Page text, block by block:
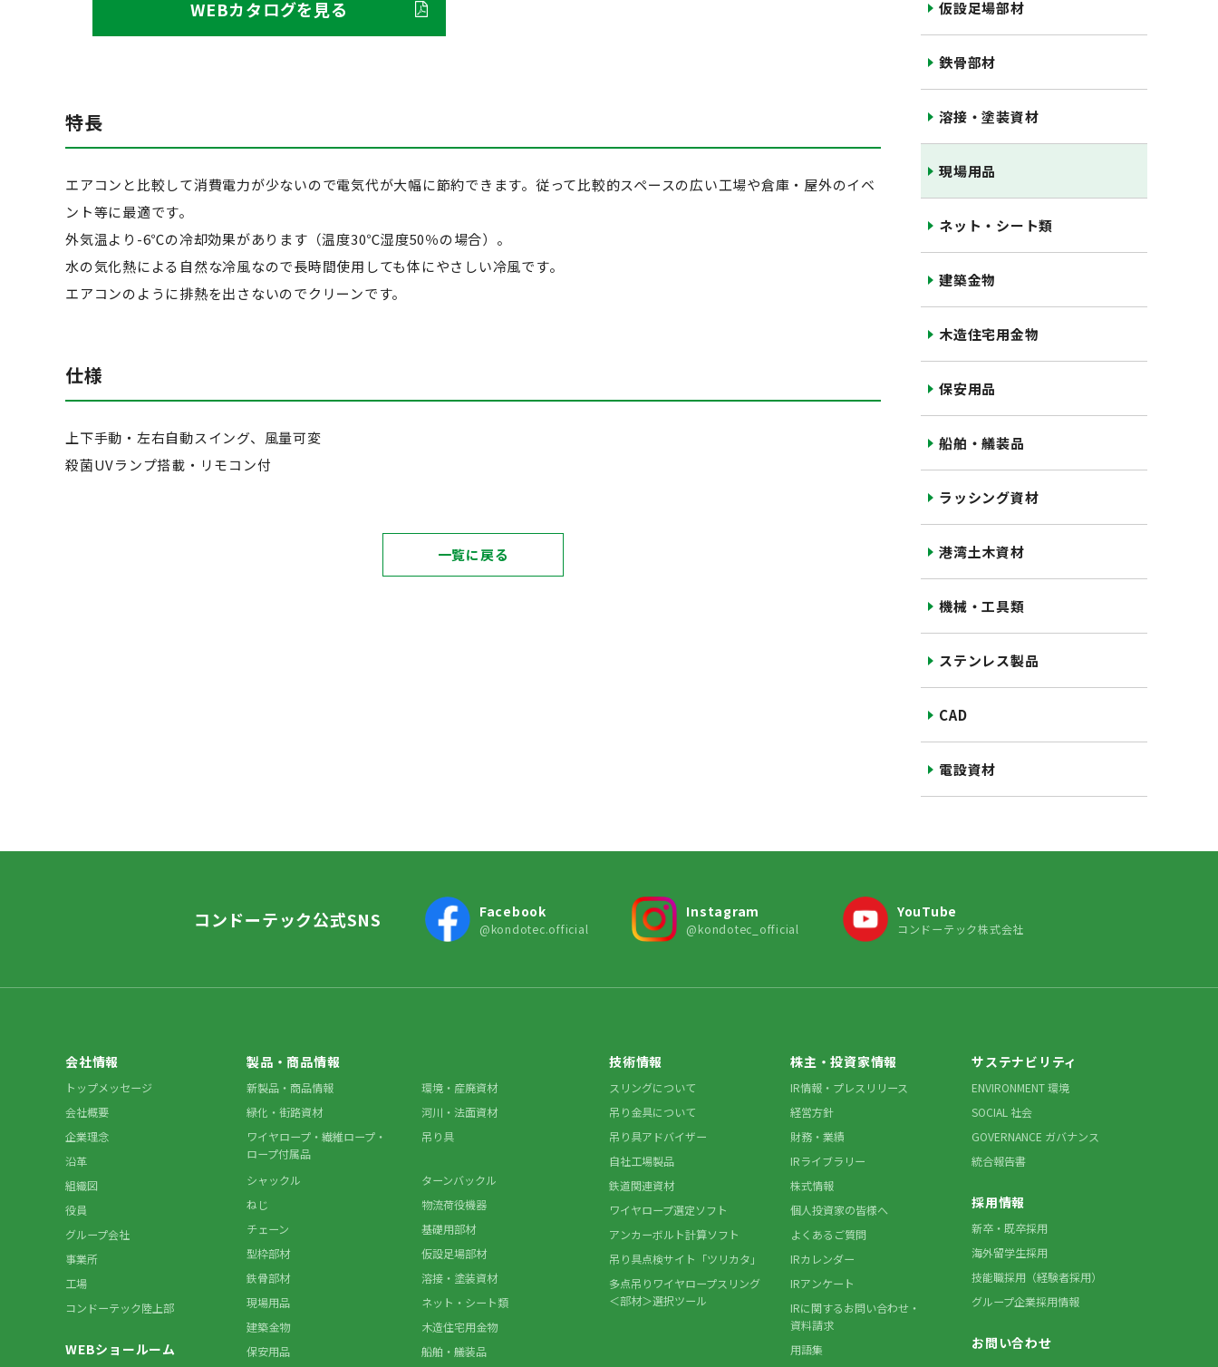
WEBカタログを見る
特長
エアコンと比較して消費電力が少ないので電気代が大幅に節約できます。従って比較的スペースの広い工場や倉庫・屋外のイベ
ント等に最適です。
外気温より-6℃の冷却効果があります（温度30℃湿度50％の場合）。
水の気化熱による自然な冷風なので長時間使用しても体にやさしい冷風です。
エアコンのように排熱を出さないのでクリーンです。
仕様
上下手動・左右自動スイング、風量可変
殺菌UVランプ搭載・リモコン付
一覧に戻る
仮設足場部材
鉄骨部材
溶接・塗装資材
現場用品
ネット・シート類
建築金物
木造住宅用金物
保安用品
船舶・艤装品
ラッシング資材
港湾土木資材
機械・工具類
ステンレス製品
CAD
電設資材
コンドーテック公式SNS Facebook
@kondotec.official
Instagram
@kondotec_official
YouTube
コンドーテック株式会社
会社情報
トップメッセージ
会社概要
企業理念
沿革
組織図
役員
グループ会社
事業所
工場
コンドーテック陸上部
WEBショールーム
製品・商品情報
新製品・商品情報
環境・産廃資材
緑化・街路資材
河川・法面資材
ワイヤロープ・繊維ロープ・
ロープ付属品
吊り具
シャックル
ターンバックル
ねじ
物流荷役機器
チェーン
基礎用部材
型枠部材
仮設足場部材
鉄骨部材
溶接・塗装資材
現場用品
ネット・シート類
建築金物
木造住宅用金物
保安用品
船舶・艤装品
技術情報
スリングについて
吊り金具について
吊り具アドバイザー
自社工場製品
鉄道関連資材
ワイヤロープ選定ソフト
アンカーボルト計算ソフト
吊り具点検サイト「ツリカタ」
多点吊りワイヤロープスリング
＜部材＞選択ツール
株主・投資家情報
IR情報・プレスリリース
経営方針
財務・業績
IRライブラリー
株式情報
個人投資家の皆様へ
よくあるご質問
IRカレンダー
IRアンケート
IRに関するお問い合わせ・
資料請求
用語集
サステナビリティ
ENVIRONMENT 環境
SOCIAL 社会
GOVERNANCE ガバナンス
統合報告書
採用情報
新卒・既卒採用
海外留学生採用
技能職採用（経験者採用）
グループ企業採用情報
お問い合わせ